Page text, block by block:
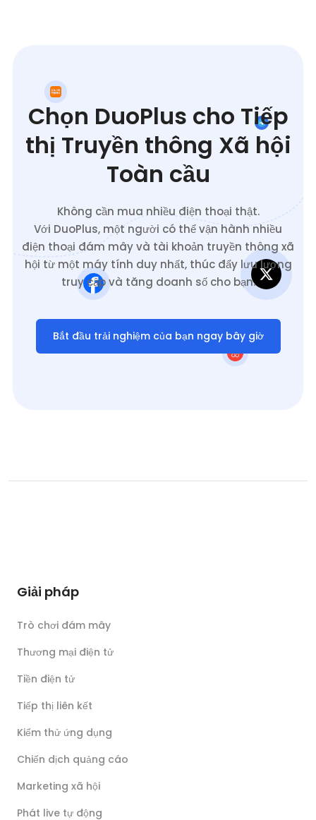
Chọn DuoPlus cho Tiếp
thị Truyền thông Xã hội
Toàn cầu
Không cần mua nhiều điện thoại thật.
Với DuoPlus, một người có thể vận hành nhiều
điện thoại đám mây và tài khoản truyền thông xã
hội từ một máy tính duy nhất, thúc đẩy lưu lượng
truy cập và tăng doanh số cho bạn.
Bắt đầu trải nghiệm của bạn ngay bây giờ
Giải pháp
Trò chơi đám mây
Thương mại điện tử
Tiền điện tử
Tiếp thị liên kết
Kiểm thử ứng dụng
Chiến dịch quảng cáo
Marketing xã hội
Phát live tự động